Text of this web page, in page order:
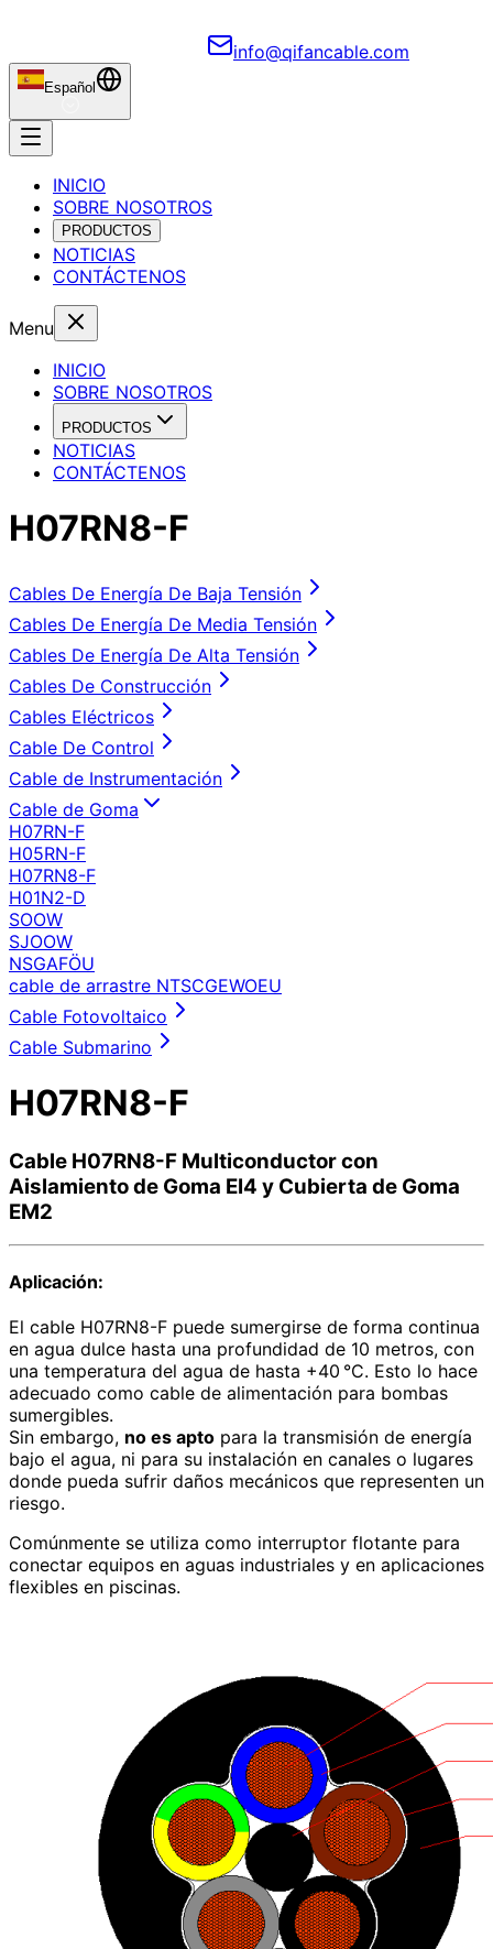
info@qifancable.com
Español
INICIO
SOBRE NOSOTROS
PRODUCTOS
NOTICIAS
CONTÁCTENOS
Menu
INICIO
SOBRE NOSOTROS
PRODUCTOS
NOTICIAS
CONTÁCTENOS
H07RN8-F
Cables De Energía De Baja Tensión
Cables De Energía De Media Tensión
Cables De Energía De Alta Tensión
Cables De Construcción
Cables Eléctricos
Cable De Control
Cable de Instrumentación
Cable de Goma
H07RN-F
H05RN-F
H07RN8-F
H01N2-D
SOOW
SJOOW
NSGAFÖU
cable de arrastre NTSCGEWOEU
Cable Fotovoltaico
Cable Submarino
H07RN8-F
Cable H07RN8-F Multiconductor con
Aislamiento de Goma EI4 y Cubierta de Goma
EM2
Aplicación:
El cable H07RN8-F puede sumergirse de forma continua
en agua dulce hasta una profundidad de 10 metros, con
una temperatura del agua de hasta +40 °C. Esto lo hace
adecuado como cable de alimentación para bombas
sumergibles.
Sin embargo, no es apto para la transmisión de energía
bajo el agua, ni para su instalación en canales o lugares
donde pueda sufrir daños mecánicos que representen un
riesgo.
Comúnmente se utiliza como interruptor flotante para
conectar equipos en aguas industriales y en aplicaciones
flexibles en piscinas.